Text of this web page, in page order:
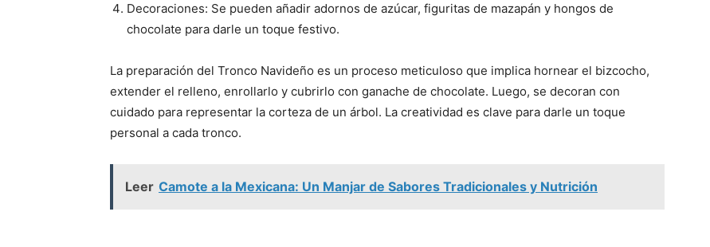
Decoraciones: Se pueden añadir adornos de azúcar, figuritas de mazapán y hongos de
chocolate para darle un toque festivo.
La preparación del Tronco Navideño es un proceso meticuloso que implica hornear el bizcocho,
extender el relleno, enrollarlo y cubrirlo con ganache de chocolate. Luego, se decoran con
cuidado para representar la corteza de un árbol. La creatividad es clave para darle un toque
personal a cada tronco.
Leer Camote a la Mexicana: Un Manjar de Sabores Tradicionales y Nutrición